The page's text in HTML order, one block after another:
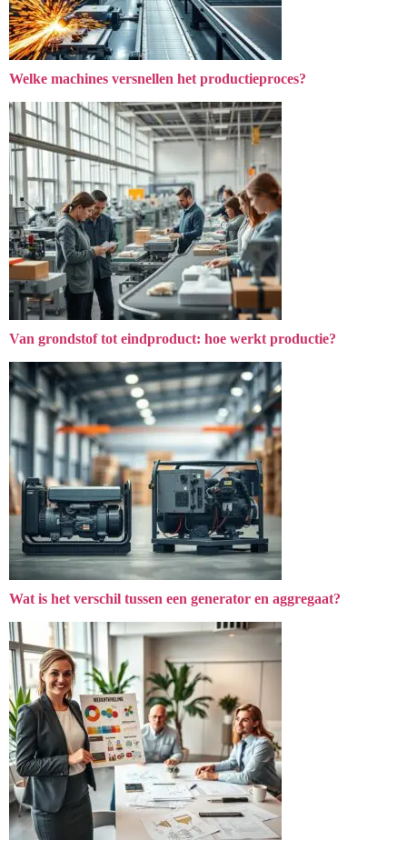
Welke machines versnellen het productieproces?
Van grondstof tot eindproduct: hoe werkt productie?
Wat is het verschil tussen een generator en aggregaat?